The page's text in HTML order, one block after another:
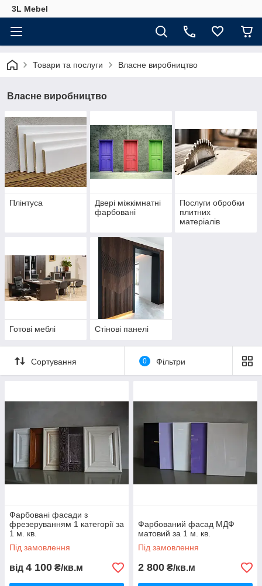
3L Mebel
Товари та послуги Власне виробництво
Власне виробництво
Плінтуса
Двері міжкімнатні
фарбовані
Послуги обробки
плитних
матеріалів
Готові меблі Стінові панелі
Сортування 0 Фільтри
Фарбовані фасади з
фрезеруванням 1 категорії за
1 м. кв.
Під замовлення
від 4 100 ₴/кв.м
Фарбований фасад МДФ
матовий за 1 м. кв.
Під замовлення
2 800 ₴/кв.м